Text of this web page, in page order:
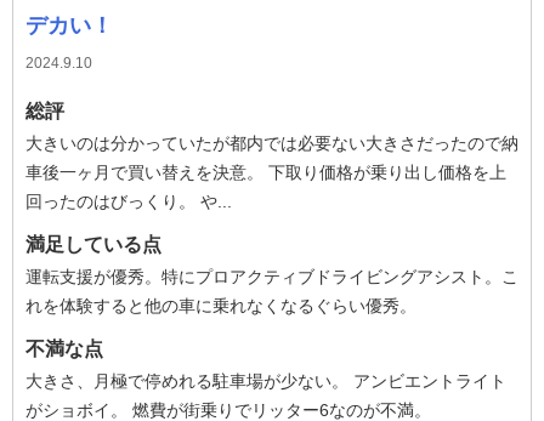
デカい！
2024.9.10
総評
大きいのは分かっていたが都内では必要ない大きさだったので納
車後一ヶ月で買い替えを決意。 下取り価格が乗り出し価格を上
回ったのはびっくり。 や...
満足している点
運転支援が優秀。特にプロアクティブドライビングアシスト。こ
れを体験すると他の車に乗れなくなるぐらい優秀。
不満な点
大きさ、月極で停めれる駐車場が少ない。 アンビエントライト
がショボイ。 燃費が街乗りでリッター6なのが不満。